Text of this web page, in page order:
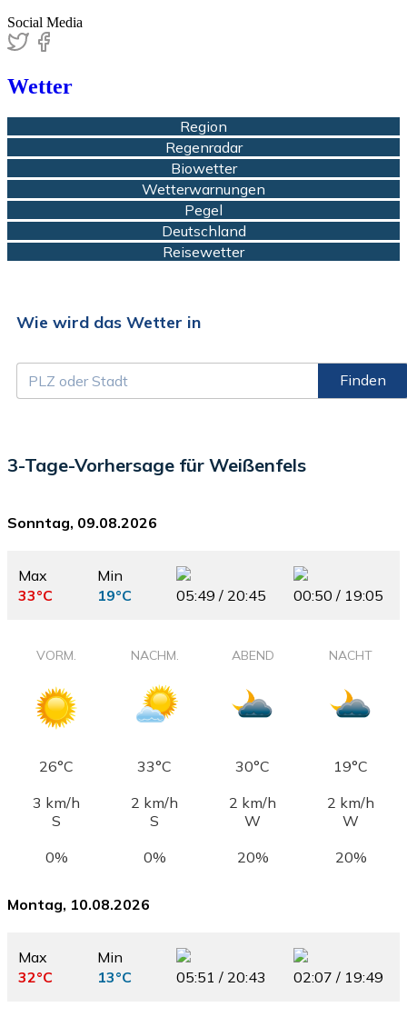
Social Media
Wetter
Region
Regenradar
Biowetter
Wetterwarnungen
Pegel
Deutschland
Reisewetter
Wie wird das Wetter in
Finden
3-Tage-Vorhersage für Weißenfels
Sonntag, 09.08.2026
Max
33°C
Min
19°C
05:49 / 20:45 00:50 / 19:05
VORM. NACHM. ABEND NACHT
26°C 33°C 30°C
19°C
3 km/h
S
2 km/h
S
2 km/h
W
2 km/h
W
0%
0% 20% 20%
Montag, 10.08.2026
Max
32°C
Min
13°C
05:51 / 20:43 02:07 / 19:49